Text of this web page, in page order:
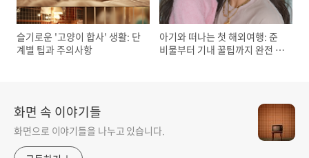
슬기로운 '고양이 합사' 생활: 단
계별 팁과 주의사항
아기와 떠나는 첫 해외여행: 준
비물부터 기내 꿀팁까지 완전 가
화면 속 이야기들
화면으로 이야기들을 나누고 있습니다.